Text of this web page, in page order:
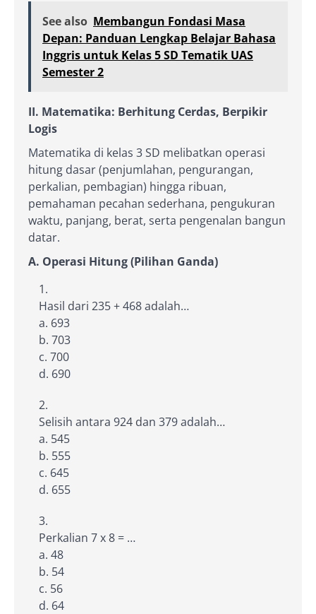
See also Membangun Fondasi Masa
Depan: Panduan Lengkap Belajar Bahasa
Inggris untuk Kelas 5 SD Tematik UAS
Semester 2
II. Matematika: Berhitung Cerdas, Berpikir
Logis
Matematika di kelas 3 SD melibatkan operasi
hitung dasar (penjumlahan, pengurangan,
perkalian, pembagian) hingga ribuan,
pemahaman pecahan sederhana, pengukuran
waktu, panjang, berat, serta pengenalan bangun
datar.
A. Operasi Hitung (Pilihan Ganda)
Hasil dari 235 + 468 adalah…
a. 693
b. 703
c. 700
d. 690
Selisih antara 924 dan 379 adalah…
a. 545
b. 555
c. 645
d. 655
Perkalian 7 x 8 = …
a. 48
b. 54
c. 56
d. 64